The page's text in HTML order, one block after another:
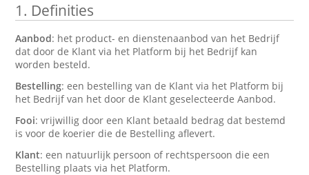
1. Definities
Aanbod: het product- en dienstenaanbod van het Bedrijf
dat door de Klant via het Platform bij het Bedrijf kan
worden besteld.
Bestelling: een bestelling van de Klant via het Platform bij
het Bedrijf van het door de Klant geselecteerde Aanbod.
Fooi: vrijwillig door een Klant betaald bedrag dat bestemd
is voor de koerier die de Bestelling aflevert.
Klant: een natuurlijk persoon of rechtspersoon die een
Bestelling plaats via het Platform.